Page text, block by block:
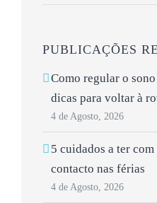
PUBLICAÇÕES
Como regular o
dicas para voltar à
4 de Agosto, 2026
5 cuidados a ter
contacto nas férias
4 de Agosto, 2026